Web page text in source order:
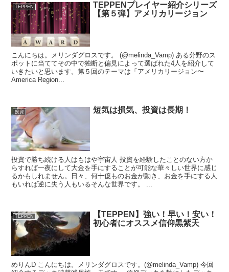
TEPPEN
TEPPENプレイヤー紹介シリーズ
【第５弾】アメリカリージョン
こんにちは。メリンダグロスです。 (@melinda_Vamp) ある分野のス
ポットに当ててその中で独断と偏見によって選ばれた4人を紹介して
いきたいと思います。第５回のテーマは「アメリカリージョン〜
America Region...
投資 短気は損気、投資は長期！
投資で勝ち続ける人はもはや宇宙人 投資を経験したことのない方か
らすれば一夜にして大金を手にすることが可能な華々しい世界に感じ
るかもしれません。日々、何十億ものお金が動き、お金を手にする人
もいれば逆に失う人もいるそんな世界です。 ...
TEPPEN
【TEPPEN】強い！早い！安い！
初心者にオススメ信仰黒紫天
めりんD こんにちは。メリンダグロスです。(@melinda_Vamp) 今回